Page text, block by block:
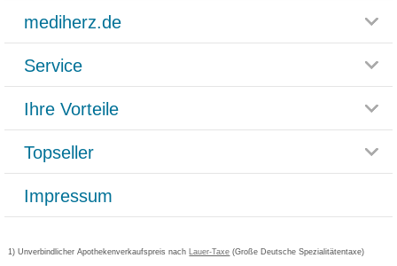
mediherz.de
Glossar
Häufig gestellte Fragen
Datenschutz
AGB
Cookie-Einstellungen
Service
Rücksendemöglichkeit
Paketlieferstatus
Versandkosten
Bestellschein ausfüllen
Ihre Vorteile
Rezeptlieferung
Bonusprogramm
Gutschein und Rabatte
Kundenbewertung
Topseller
Grippostad
Bepanthen
Impressum
1) Unverbindlicher Apothekenverkaufspreis nach Lauer-Taxe (Große Deutsche Spezialitätentaxe)